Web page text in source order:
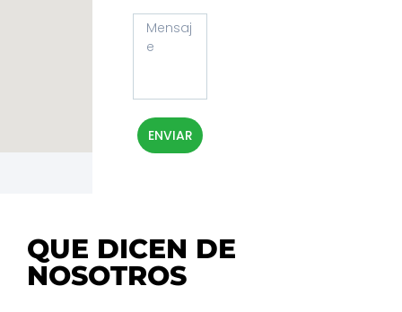
ENVIAR
QUE DICEN DE
NOSOTROS